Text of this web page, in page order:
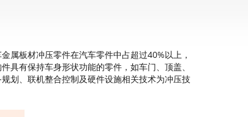
属板材冲压零件在汽车零件中占超过40%以上，
有保持车身形状功能的零件，如车门、顶盖、
划、联机整合控制及硬件设施相关技术为冲压技